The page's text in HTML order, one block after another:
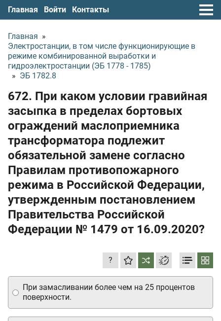
Главная Войти Контакты
Главная »
Электростанции, в том числе функционирующие в
режиме комбинированной выработки и
гидроэлектростанции (ЭБ 1778 - 1785)
» ЭБ 1782.8
672. При каком условии гравийная
засыпка в пределах бортовых
ограждений маслоприемника
трансформатора подлежит
обязательной замене согласно
Правилам противопожарного
режима в Российской Федерации,
утвержденным постановлением
Правительства Российской
Федерации № 1479 от 16.09.2020?
?
При замасливании более чем на 25 процентов
поверхности.